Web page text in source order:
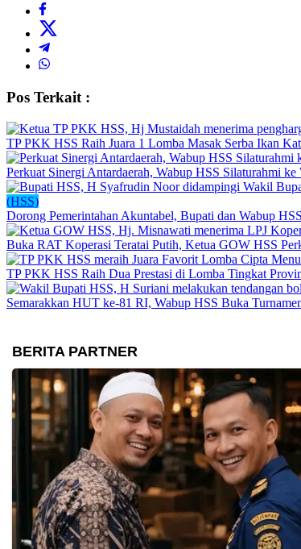
Pos Terkait :
TP PKK HSS Raih Juara 1 Lomba Masak Serba Ikan
Perkuat Sinergi Antardaerah, Wabup HSS Silaturahmi
(HSS)
Dorong Pemerintahan Akuntabel, Bupati dan Wabup
Buka RAT Koperasi Teratai Putih, Ketua GOW HSS
TP PKK HSS Raih Dua Prestasi di Lomba Tingkat
Semarakkan HUT ke-81 RI, Wabup HSS Buka